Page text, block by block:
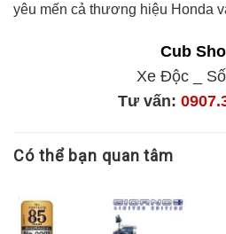
yêu mến cả thương hiệu Honda
Cub
Xe Độc _
Tư vấn:
Có thể bạn quan tâm